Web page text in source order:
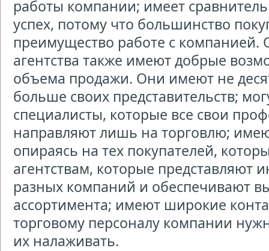
работы компании; имеет
успех, потому что большинство
преимущество работе с компанией.
агентства также имеют добрые
объема продажи. Они имеют не
больше своих представительств;
специалисты, которые все свои
направляют лишь на торговлю;
опираясь на тех покупателей,
агентствам, которые представляют
разных компаний и обеспечивают
ассортимента; имеют широкие
торговому персоналу компании
их налаживать.